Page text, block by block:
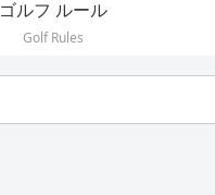
ゴルフ ルール
Golf Rules